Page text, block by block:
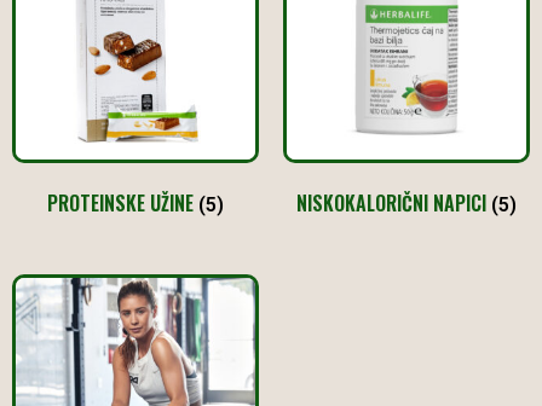
PROTEINSKE UŽINE (5) NISKOKALORIČNI NAPICI (5)